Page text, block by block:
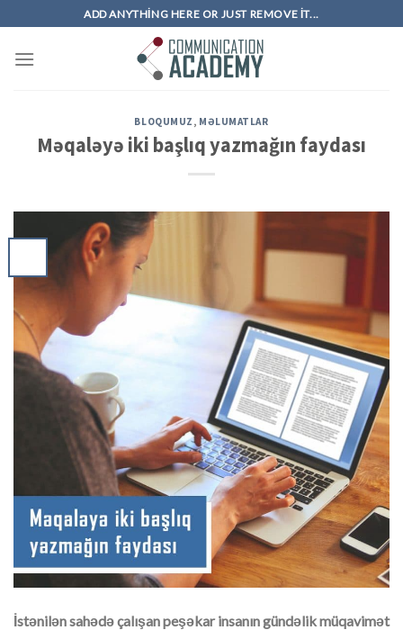
to
content
ADD ANYTHING HERE OR JUST REMOVE IT...
BLOQUMUZ , MƏLUMATLAR
Məqaləyə iki başlıq yazmağın faydası
İstənilən sahədə çalışan peşəkar insanın gündəlik müqavimət